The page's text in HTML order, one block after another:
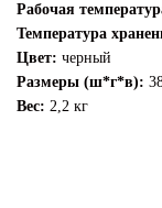
Рабочая
Температура
Цвет: черный
Размеры (ш*г*в):
Вес: 2,2 кг